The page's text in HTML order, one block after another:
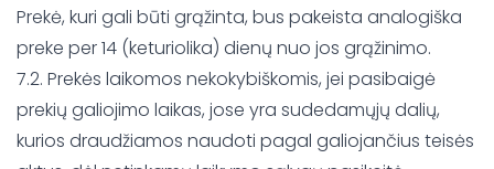
Prekė, kuri gali būti grąžinta, bus pakeista analogiška
preke per 14 (keturiolika) dienų nuo jos grąžinimo.
7.2. Prekės laikomos nekokybiškomis, jei pasibaigė
prekių galiojimo laikas, jose yra sudedamųjų dalių,
kurios draudžiamos naudoti pagal galiojančius teisės